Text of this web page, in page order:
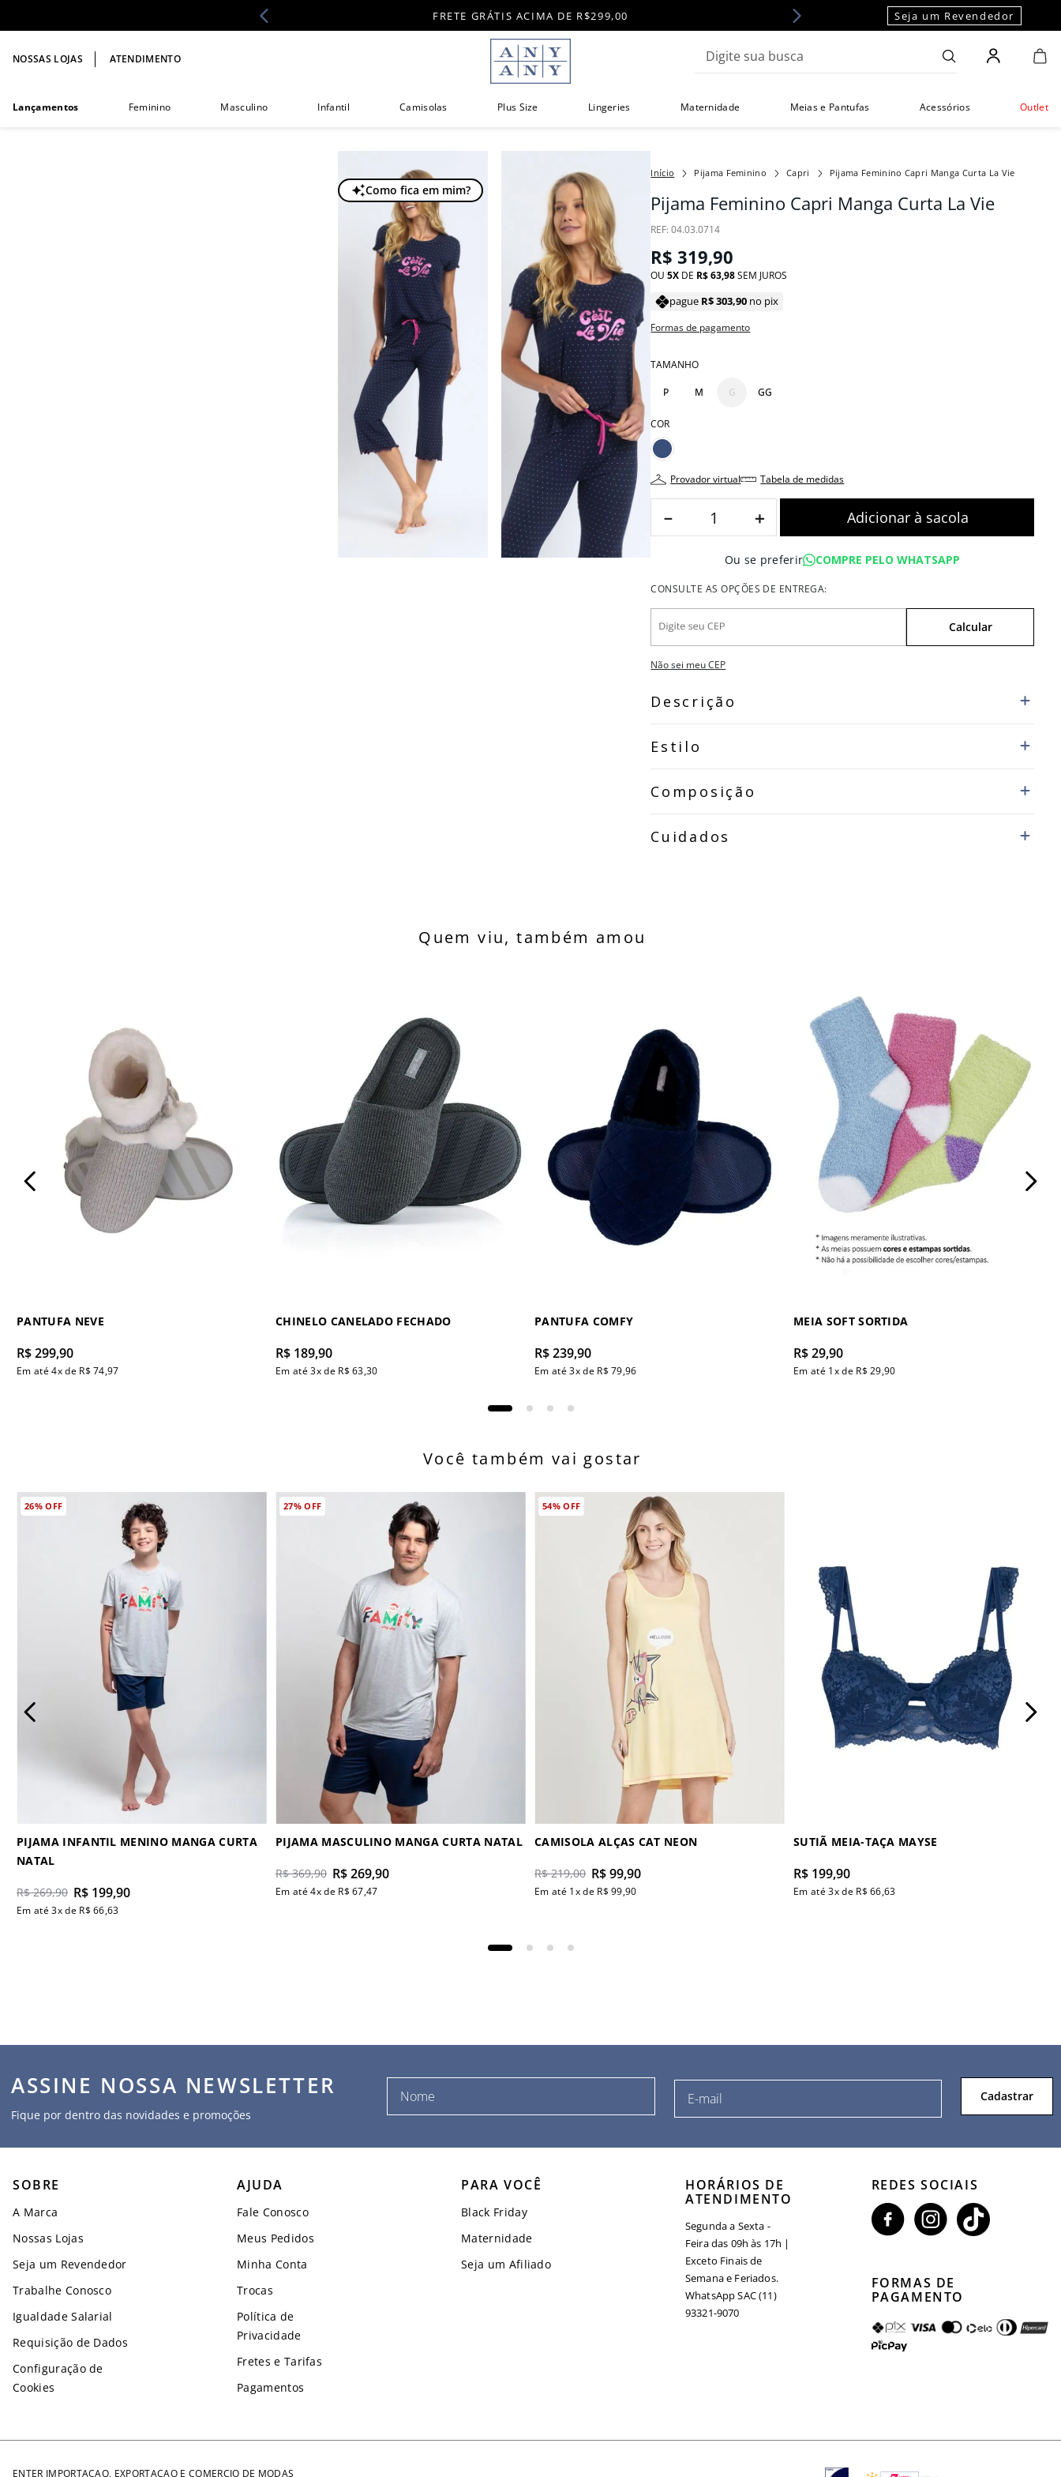
FRETE GRÁTIS ACIMA DE R$299,00 Seja um Revendedor
NOSSAS LOJAS ATENDIMENTO
Lançamentos Feminino Masculino Infantil Camisolas Plus Size Lingeries Maternidade Meias e Pantufas Acessórios Outlet
Como fica em mim?
Pijama Feminino Capri Pijama Feminino Capri Manga Curta La Vie
Pijama Feminino Capri Manga Curta La Vie
:04.03.0714
R$ 319,90
OU5 DE R$63,98SEM JUROS
pague R$303,90 no pix
Formas de pagamento
TAMANHO
P M G GG
COR
provador virtual tabela de medidas
＋
－
Ou se preferir COMPRE PELO WHATSAPP
Não sei meu CEP
Descrição
Estilo
Composição
Cuidados
Quem viu, também amou
PANTUFA NEVE
R$299,90
Em até4x de R$ 74,97
CHINELO CANELADO FECHADO
R$ 189,90
Em até3x de R$ 63,30
PANTUFA COMFY
R$239,90
Em até3x de R$ 79,96
MEIA SOFT SORTIDA
R$29,90
Em até 1x de R$ 29,90
Você também vai gostar
26%OFF
PIJAMA INFANTIL MENINO MANGA CURTA
NATAL
R$ 269,90 R$ 199,90
Em até3x de R$ 66,63
27%OFF
PIJAMA MASCULINO MANGA CURTA NATAL
R$ 369,90 R$269,90
Em até4x de R$ 67,47
54%OFF
CAMISOLA ALÇAS CAT NEON
R$ 219,00 R$99,90
Em até 1x de R$ 99,90
SUTIÃ MEIA-TAÇA MAYSE
R$ 199,90
Em até3x de R$ 66,63
ASSINE NOSSA NEWSLETTER
Fique por dentro das novidades e promoções
Cadastrar
SOBRE
A Marca
Nossas Lojas
Seja um Revendedor
Trabalhe Conosco
Igualdade Salarial
Requisição de Dados
Configuração de
Cookies
AJUDA
Fale Conosco
Meus Pedidos
Minha Conta
Trocas
Política de
Privacidade
Fretes e Tarifas
Pagamentos
PARA VOCÊ
Black Friday
Maternidade
Seja um Afiliado
HORÁRIOS DE
ATENDIMENTO
Segunda a Sexta -
Feira das 09h às 17h |
Exceto Finais de
Semana e Feriados.
WhatsApp SAC (11)
93321-9070
REDES SOCIAIS
FORMAS DE
PAGAMENTO
ENTER IMPORTACAO, EXPORTACAO E COMERCIO DE MODAS